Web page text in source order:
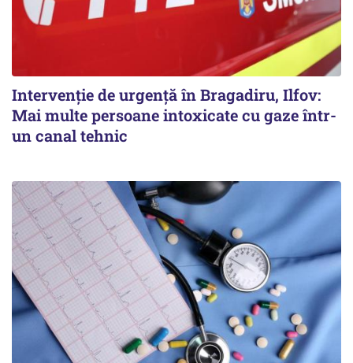
Intervenție de urgență în Bragadiru, Ilfov:
Mai multe persoane intoxicate cu gaze într-
un canal tehnic